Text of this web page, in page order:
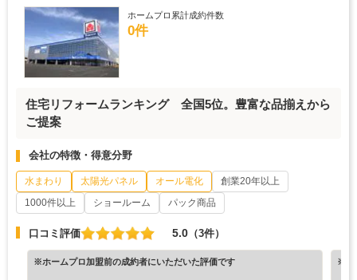
ホームプロ累計成約件数
0件
住宅リフォームランキング 全国5位。豊富な品揃えから
ご提案
会社の特徴・得意分野
水まわり 太陽光パネル オール電化
創業20年以上
1000件以上
ショールーム パック商品
口コミ評価 5.0 （3件）
※ホームプロ加盟前の成約者にいただいた評価です ※ホ